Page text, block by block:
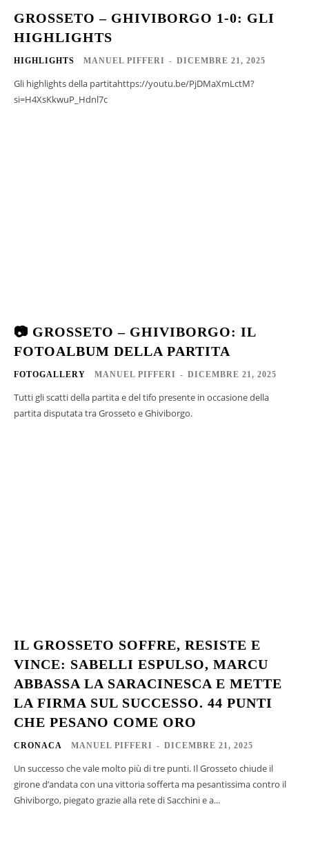
GROSSETO – GHIVIBORGO 1-0: GLI
HIGHLIGHTS
HIGHLIGHTS MANUEL PIFFERI - DICEMBRE 21, 2025
Gli highlights della partitahttps://youtu.be/PjDMaXmLctM?
si=H4XsKkwuP_Hdnl7c
📷 GROSSETO – GHIVIBORGO: IL
FOTOALBUM DELLA PARTITA
FOTOGALLERY MANUEL PIFFERI - DICEMBRE 21, 2025
Tutti gli scatti della partita e del tifo presente in occasione della
partita disputata tra Grosseto e Ghiviborgo.
IL GROSSETO SOFFRE, RESISTE E
VINCE: SABELLI ESPULSO, MARCU
ABBASSA LA SARACINESCA E METTE
LA FIRMA SUL SUCCESSO. 44 PUNTI
CHE PESANO COME ORO
CRONACA MANUEL PIFFERI - DICEMBRE 21, 2025
Un successo che vale molto più di tre punti. Il Grosseto chiude il
girone d’andata con una vittoria sofferta ma pesantissima contro il
Ghiviborgo, piegato grazie alla rete di Sacchini e a...